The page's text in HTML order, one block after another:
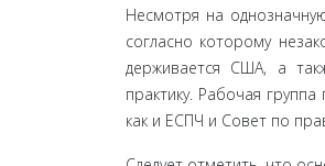
Несмотря на
согласно которому
держивается США, а
практику. Рабочая
как и ЕСПЧ и Совет по